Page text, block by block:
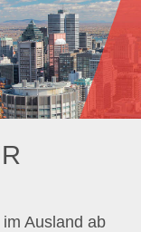
Ausland ab